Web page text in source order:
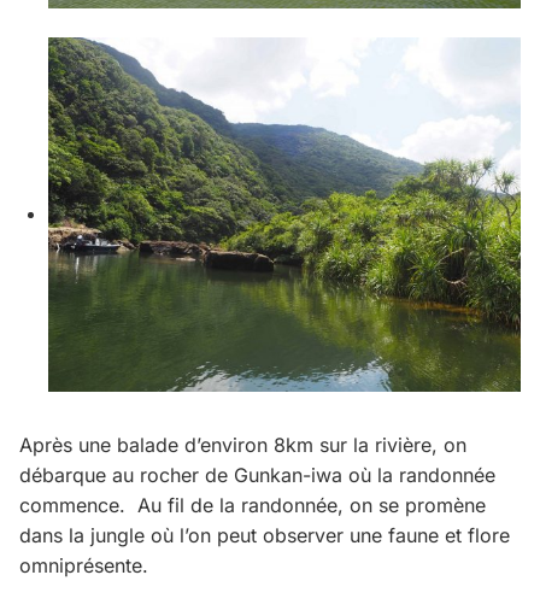
Après une balade d’environ 8km sur la rivière, on
débarque au rocher de Gunkan-iwa où la randonnée
commence. Au fil de la randonnée, on se promène
dans la jungle où l’on peut observer une faune et flore
omniprésente.